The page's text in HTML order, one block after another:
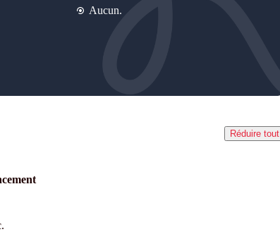
Aucun.
Réduire tout